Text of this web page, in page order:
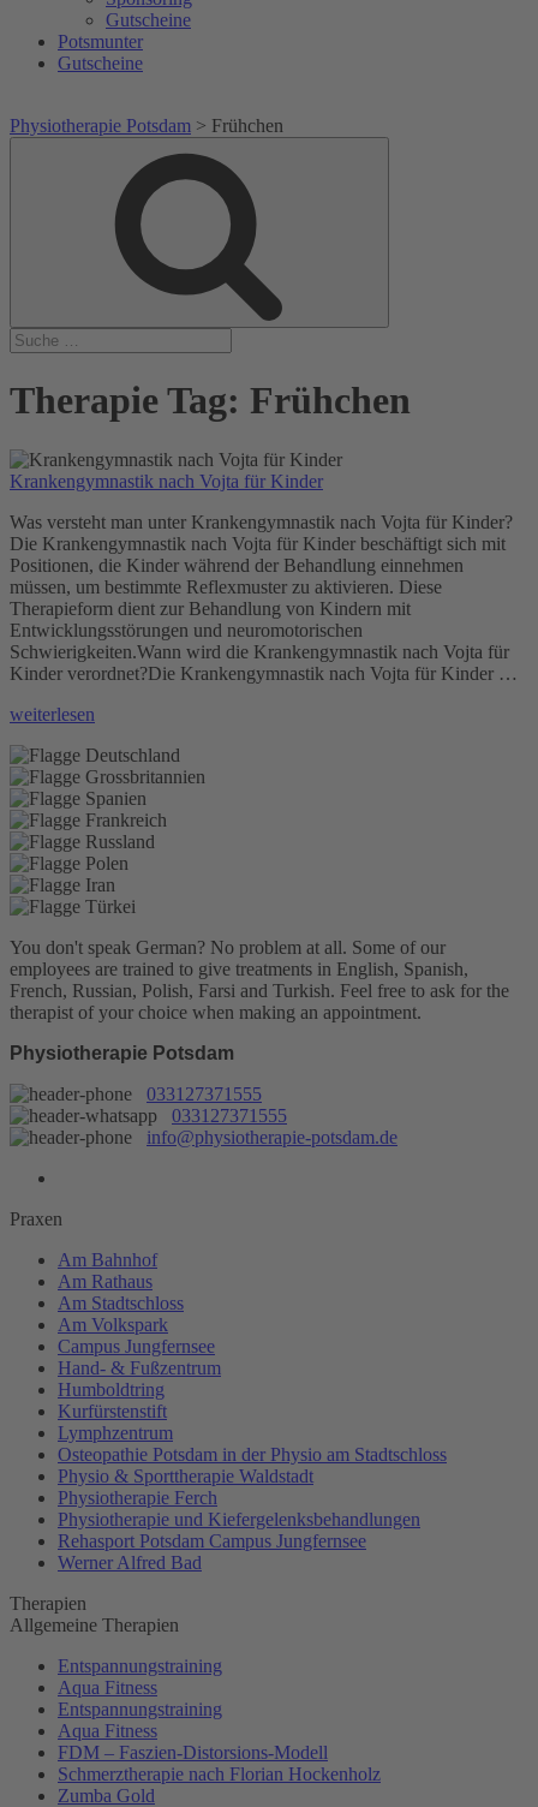
Gutscheine
Potsmunter
Gutscheine
Physiotherapie Potsdam > Frühchen
Therapie Tag: Frühchen
Krankengymnastik nach Vojta für Kinder
Was versteht man unter Krankengymnastik nach Vojta für Kinder?
Die Krankengymnastik nach Vojta für Kinder beschäftigt sich mit
Positionen, die Kinder während der Behandlung einnehmen
müssen, um bestimmte Reflexmuster zu aktivieren. Diese
Therapieform dient zur Behandlung von Kindern mit
Entwicklungsstörungen und neuromotorischen
Schwierigkeiten.Wann wird die Krankengymnastik nach Vojta für
Kinder verordnet?Die Krankengymnastik nach Vojta für Kinder …
„Krankengymnastik
Vojta
für
Kinder“
weiterlesen
You don't speak German? No problem at all. Some of our
employees are trained to give treatments in English, Spanish,
French, Russian, Polish, Farsi and Turkish. Feel free to ask for the
therapist of your choice when making an appointment.
Physiotherapie Potsdam
033127371555
033127371555
info@physiotherapie-potsdam.de
Praxen
Am Bahnhof
Am Rathaus
Am Stadtschloss
Am Volkspark
Campus Jungfernsee
Hand- & Fußzentrum
Humboldtring
Kurfürstenstift
Lymphzentrum
Osteopathie Potsdam in der Physio am Stadtschloss
Physio & Sporttherapie Waldstadt
Physiotherapie Ferch
Physiotherapie und Kiefergelenksbehandlungen
Rehasport Potsdam Campus Jungfernsee
Werner Alfred Bad
Therapien
Allgemeine Therapien
Entspannungstraining
Aqua Fitness
Entspannungstraining
Aqua Fitness
FDM – Faszien-Distorsions-Modell
Schmerztherapie nach Florian Hockenholz
Zumba Gold